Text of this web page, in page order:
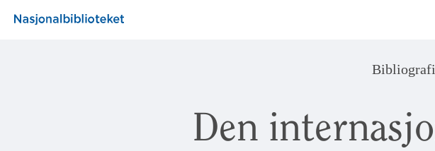
Bibliografi
Den